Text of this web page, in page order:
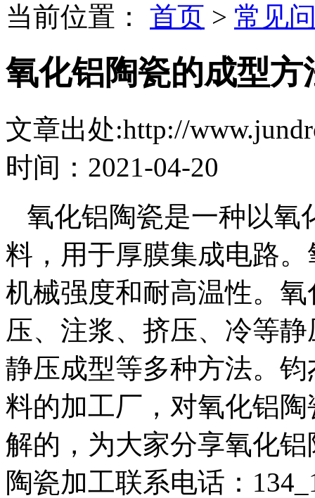
当前位置：
首页 > 常见
氧化铝陶瓷的成型方
文章出处:http://
时间：2021-04-20
氧化铝陶瓷是一种以氧
料，用于厚膜集成电路
机械强度和耐高温性。
压、注浆、挤压、冷等
静压成型等多种方法。
料的加工厂，对氧化铝
解的，为大家分享氧化
陶瓷加工联系电话：